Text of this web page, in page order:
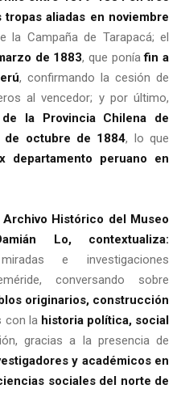
tropas aliadas en noviembre
la Campaña de Tarapacá; el
de 1883, que poníafin a
, confirmando la cesión de
al vencedor; y por último,
la Provincia Chilena de
de octubre de 1884, lo que
departamento peruano en
Archivo Histórico del Museo
Lo, contextualiza:
e investigaciones
conversando sobre
originarios, construcción
con lahistoria política, social
gracias a la presencia de
y académicos en
sociales del norte de